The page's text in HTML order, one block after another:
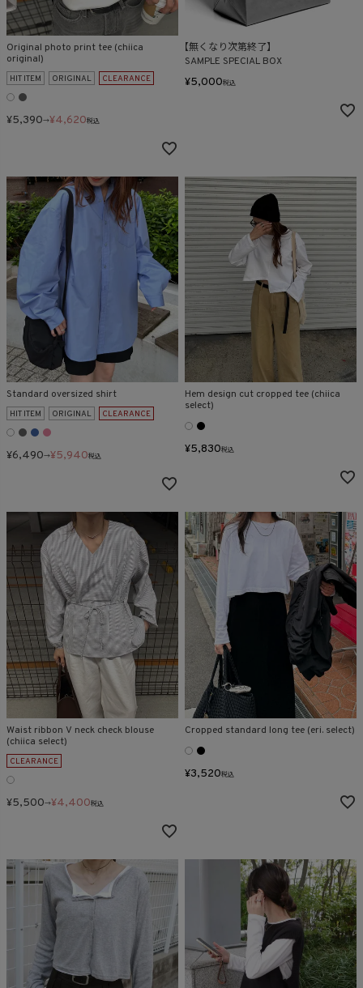
Original photo print tee (chiica
original)
HIT ITEM ORIGINAL CLEARANCE
¥5,390→¥4,620税込
【無くなり次第終了】
SAMPLE SPECIAL BOX
¥5,000税込
Standard oversized shirt
HIT ITEM ORIGINAL CLEARANCE
¥6,490→¥5,940税込
Hem design cut cropped tee (chiica
select)
¥5,830税込
Waist ribbon V neck check blouse
(chiica select)
CLEARANCE
¥5,500→¥4,400税込
Cropped standard long tee (eri. select)
¥3,520税込